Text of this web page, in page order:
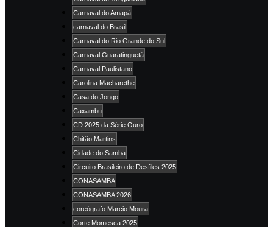
Carnaval do Amapá
carnaval do Brasil
Carnaval do Rio Grande do Sul
Carnaval Guaratinguetá
Carnaval Paulistano
Carolina Macharethe
Casa do Jongo
Caxambu
CD 2025 da Série Ouro
Chitão Martins
Cidade do Samba
Circuito Brasileiro de Desfiles 2025
CONASAMBA
CONASAMBA 2026
coreógrafo Marcio Moura
Corte Momesca 2025